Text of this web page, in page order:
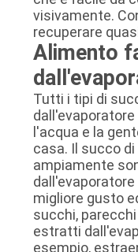
visivamente.
recuperare
Alimento
Tutti i tipi di
l'acqua e la
casa. Il succo
ampiamente
migliore gusto
succhi,
estratti
esempio,